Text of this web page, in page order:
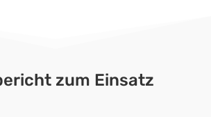
zum Einsatz